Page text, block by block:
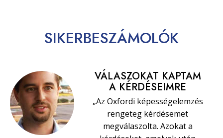
SIKERBESZÁMOLÓK
VÁLASZOKAT KAPTAM
A KÉRDÉSEIMRE
„Az Oxfordi képességelemzés
rengeteg kérdésemet
megválaszolta. Azokat a